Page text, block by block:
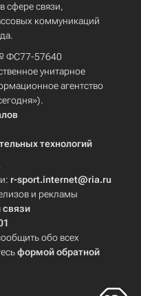
сфере связи,
коммуникаций
ФС77-57640
унитарное
агентство
технологий
r-sport.internet@ria.ru
и рекламы
связи
обо всех
формой обратной